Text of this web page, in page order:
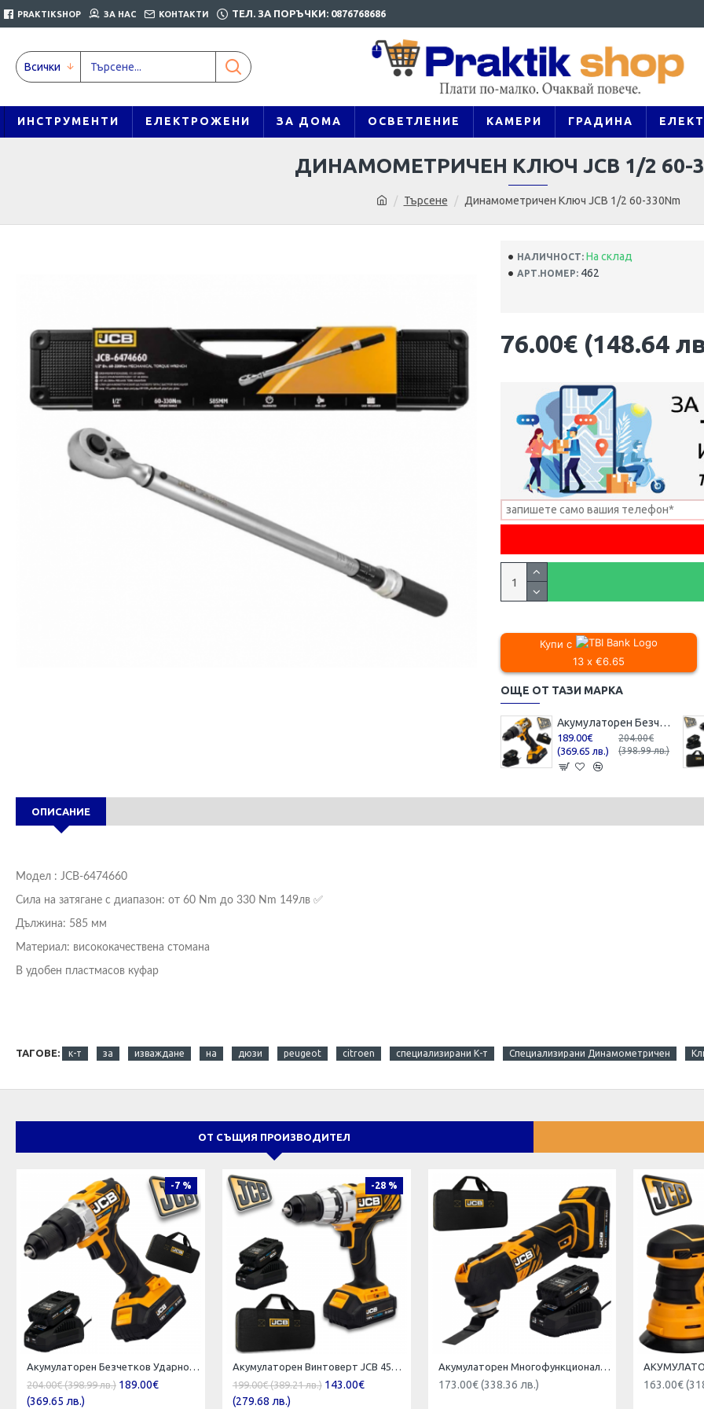
PRAKTIKSHOP ЗА НАС КОНТАКТИ ТЕЛ. ЗА ПОРЪЧКИ: 0876768686
Всички
ИНСТРУМЕНТИ ЕЛЕКТРОЖЕНИ ЗА ДОМА ОСВЕТЛЕНИЕ КАМЕРИ ГРАДИНА
Търсене Динамометричен Ключ JCB 1/2 60-330Nm
ДИНАМОМЕТРИЧЕН КЛЮЧ JCB 1/2 60-
НАЛИЧНОСТ: На склад
АРТ.НОМЕР: 462
76.00€ (148.64
Купи с
13 x €6.65
ОЩЕ ОТ ТАЗИ МАРКА
Акумулаторен Безчетков Ударно Пробивен Винтоверт JCB 18BLCD-2XB-E 65 Nm 18V 2.0Ah Бормашина с батерия и зарядно
189.00€
(369.65 лв.)
204.00€
(398.99 лв.)
ОПИСАНИЕ
Модел : JCB-6474660
Сила на затягане с диапазон: от 60 Nm до 330 Nm 149лв ✅
Дължина: 585 мм
Материал: висококачествена стомана
В удобен пластмасов куфар
ТАГОВЕ: к-т за изваждане на дюзи peugeot citroen специализирани К-т Специализирани Динамометричен
ОТ СЪЩИЯ ПРОИЗВОДИТЕЛ
-7 %
Акумулаторен Безчетков Ударно Пробивен Винтоверт JCB 18BLCD-2XB-E 65 Nm 18V 2.0Ah Бормашина с батерия и зарядно
204.00€ (398.99 лв.) 189.00€
(369.65 лв.)
-28 %
Акумулаторен Винтоверт JCB 45Nm 18V 18DD-2X-E Бормашина с батерия и зарядно
199.00€ (389.21 лв.) 143.00€
(279.68 лв.)
Акумулаторен Многофункционален Инструмент JCB 18V JCB 18MT-2XB-E
173.00€ (338.36 лв.) 163.00€